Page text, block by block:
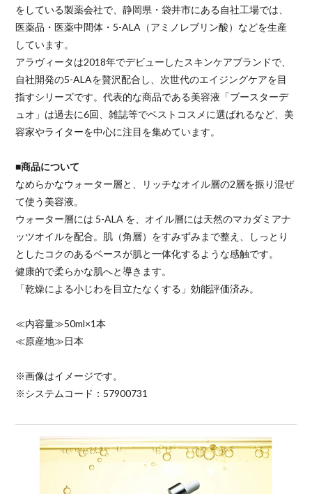
をしている製薬会社で、静岡県・袋井市にある自社工場では、
医薬品・医薬中間体・5-ALA（アミノレブリン酸）などを生産
しています。
アラヴィータは2018年でデビューしたスキンケアブランドで、
自社開発の5-ALAを贅沢配合し、次世代のエイジングケアを目
指すシリーズです。代表的な商品である美容液「ブースターデ
ュオ」は過去に6回、雑誌等でベストコスメに選ばれるなど、美
容家やライターを中心に注目を集めています。
■商品について
なめらかなウォーター層と、リッチなオイル層の2層を振り混ぜ
て使う美容液。
ウォーター層には 5-ALA を、オイル層には天然のマカダミアナ
ッツオイルを配合。肌（角層）をすみずみまで整え、しっとり
としたコクのあるベースが肌と一体化するような感触です。
健康的で柔らかな肌へと導きます。
「乾燥による小じわを目立たなくする」効能評価済み。
≪内容量≫50ml×1本
≪原産地≫日本
※画像はイメージです。
※システムコード：57900731